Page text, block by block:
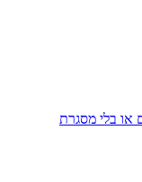
או בלי מסגרת